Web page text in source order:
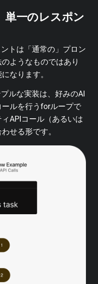
一のレスポン
トは「通常の」プロン
ようなものではあり
なります。
ルな実装は、好みのAI
ルを行うforループで
APIコール（あるいは
せる形です。